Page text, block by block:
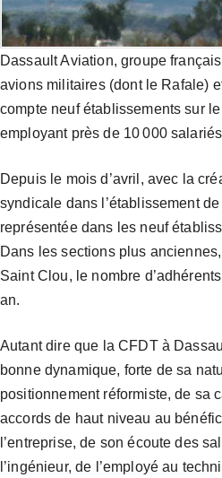
Dassault Aviation, groupe
avions militaires (dont le Rafale)
compte neuf établissements sur
employant près de 10 000
Depuis le mois d’avril, avec la
syndicale dans l’établissement
représentée dans les neuf
Dans les sections plus
Saint Clou, le nombre
an.
Autant dire que la CFDT à
bonne dynamique, forte de sa
positionnement réformiste, de sa
accords de haut niveau au
l’entreprise, de son écoute des
l’ingénieur, de l’employé au